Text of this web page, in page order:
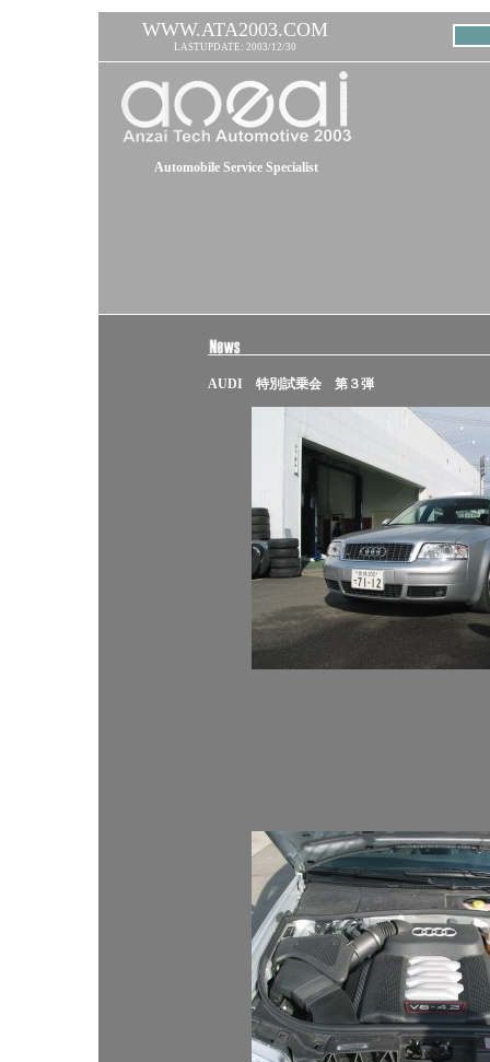
WWW.ATA2003.COM
LASTUPDATE: 2003/12/30
Automobile Service Specialist
AUDI 特別試乗会 第３弾